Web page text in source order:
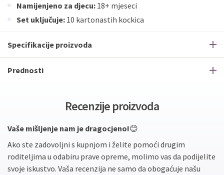
Namijenjeno za djecu: 18+ mjeseci
Set uključuje: 10 kartonastih kockica
Specifikacije proizvoda
Prednosti
Recenzije proizvoda
Vaše mišljenje nam je dragocjeno!😊
Ako ste zadovoljni s kupnjom i želite pomoći drugim
roditeljima u odabiru prave opreme, molimo vas da podijelite
svoje iskustvo. Vaša recenzija ne samo da obogaćuje našu